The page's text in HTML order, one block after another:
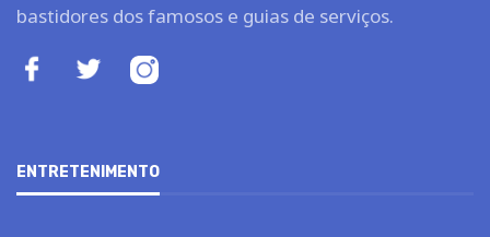
bastidores dos famosos e guias de serviços.
ENTRETENIMENTO